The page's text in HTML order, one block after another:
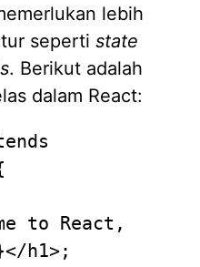
lebih
seperti state
. Berikut adalah
dalam React:
to React,
</h1>;